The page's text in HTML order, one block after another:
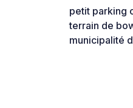
petit parking
terrain de
municipalité